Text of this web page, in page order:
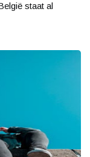
staat al